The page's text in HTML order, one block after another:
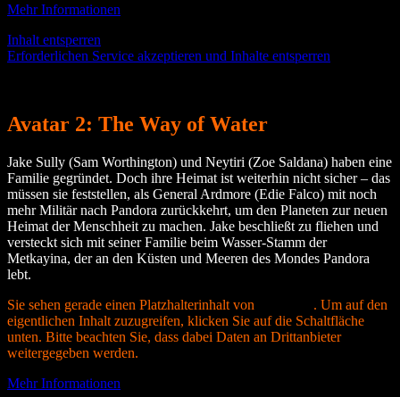
Mehr Informationen
Inhalt entsperren
Erforderlichen Service akzeptieren und Inhalte entsperren
Avatar 2: The Way of Water
Jake Sully (Sam Worthington) und Neytiri (Zoe Saldana) haben eine
Familie gegründet. Doch ihre Heimat ist weiterhin nicht sicher – das
müssen sie feststellen, als General Ardmore (Edie Falco) mit noch
mehr Militär nach Pandora zurückkehrt, um den Planeten zur neuen
Heimat der Menschheit zu machen. Jake beschließt zu fliehen und
versteckt sich mit seiner Familie beim Wasser-Stamm der
Metkayina, der an den Küsten und Meeren des Mondes Pandora
lebt.
Sie sehen gerade einen Platzhalterinhalt von
. Um auf den
eigentlichen Inhalt zuzugreifen, klicken Sie auf die Schaltfläche
unten. Bitte beachten Sie, dass dabei Daten an Drittanbieter
weitergegeben werden.
Mehr Informationen